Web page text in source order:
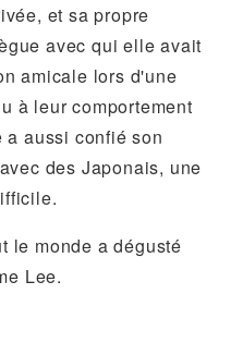
et sa propre
avec qui elle avait
amicale lors d'une
à leur comportement
aussi confié son
des Japonais, une
le monde a dégusté
Lee.